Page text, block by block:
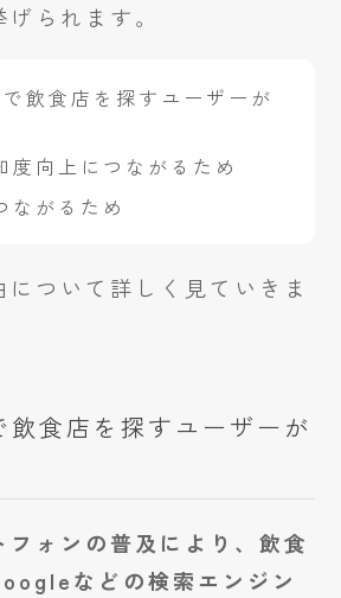
られます。
飲食店を探すユーザーが
度向上につながるため
ながるため
について詳しく見ていきま
食店を探すユーザーが
ォンの普及により、飲食
などの検索エンジン